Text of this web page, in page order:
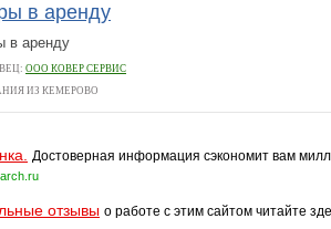
в аренду
в аренду
ООО КОВЕР СЕРВИС
ИЗ КЕМЕРОВО
Достоверная информация сэкономит вам
отзывы о работе с этим сайтом читайте